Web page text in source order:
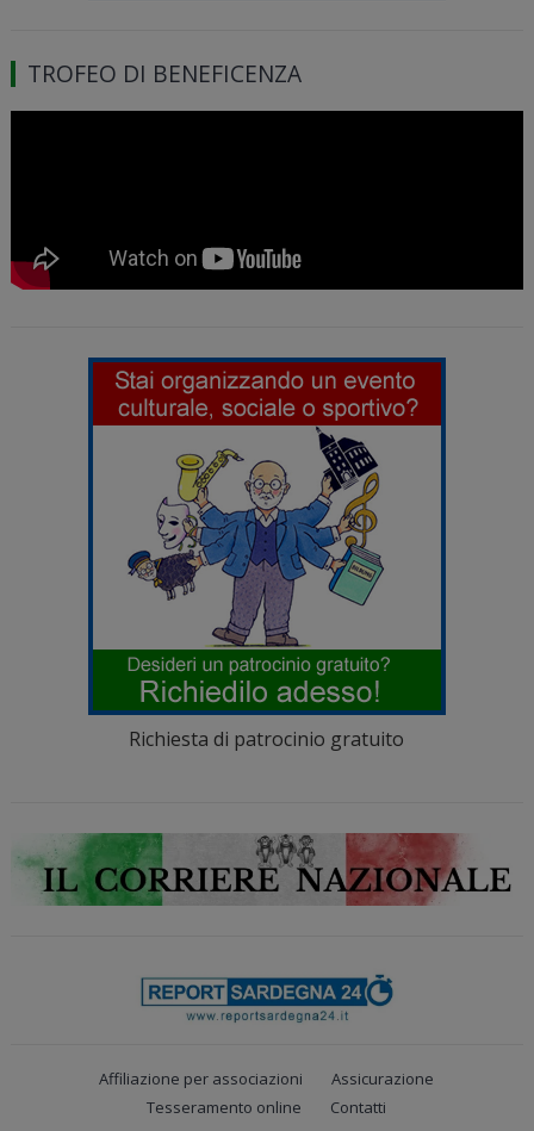
TROFEO DI BENEFICENZA
Richiesta di patrocinio gratuito
Affiliazione per associazioni
Assicurazione
Tesseramento online
Contatti